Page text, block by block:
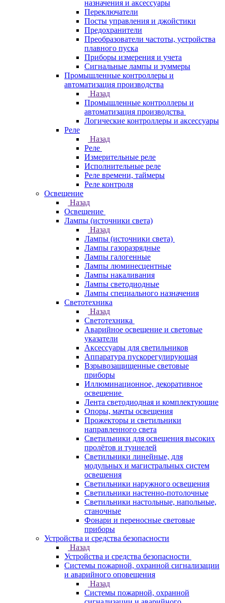
назначения и аксессуары
Переключатели
Посты управления и джойстики
Предохранители
Преобразователи частоты, устройства
плавного пуска
Приборы измерения и учета
Сигнальные лампы и зуммеры
Промышленные контроллеры и
автоматизация производства
Назад
Промышленные контроллеры и
автоматизация производства
Логические контроллеры и аксессуары
Реле
Назад
Реле
Измерительные реле
Исполнительные реле
Реле времени, таймеры
Реле контроля
Освещение
Назад
Освещение
Лампы (источники света)
Назад
Лампы (источники света)
Лампы газоразрядные
Лампы галогенные
Лампы люминесцентные
Лампы накаливания
Лампы светодиодные
Лампы специального назначения
Светотехника
Назад
Светотехника
Аварийное освещение и световые
указатели
Аксессуары для светильников
Аппаратура пускорегулирующая
Взрывозащищенные световые
приборы
Иллюминационное, декоративное
освещение
Лента светодиодная и комплектующие
Опоры, мачты освещения
Прожекторы и светильники
направленного света
Светильники для освещения высоких
пролётов и туннелей
Светильники линейные, для
модульных и магистральных систем
освещения
Светильники наружного освещения
Светильники настенно-потолочные
Светильники настольные, напольные,
станочные
Фонари и переносные световые
приборы
Устройства и средства безопасности
Назад
Устройства и средства безопасности
Системы пожарной, охранной сигнализации
и аварийного оповещения
Назад
Системы пожарной, охранной